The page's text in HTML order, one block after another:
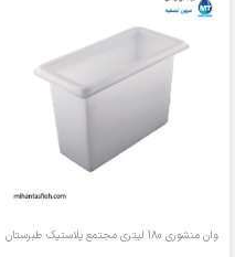
وان منشوری 180 لیتری مجتمع پلاستیک طبرستان